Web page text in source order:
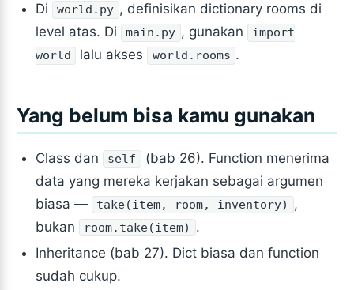
Di world.py , definisikan dictionary rooms di
level atas. Di
main.py , gunakan
import
world
lalu akses world.rooms .
Yang belum bisa kamu gunakan
Class dan self
(bab 26). Function menerima
data yang mereka kerjakan sebagai argumen
biasa —
take(item, room, inventory)
,
bukan
room.take(item)
.
Inheritance (bab 27). Dict biasa dan function
sudah cukup.